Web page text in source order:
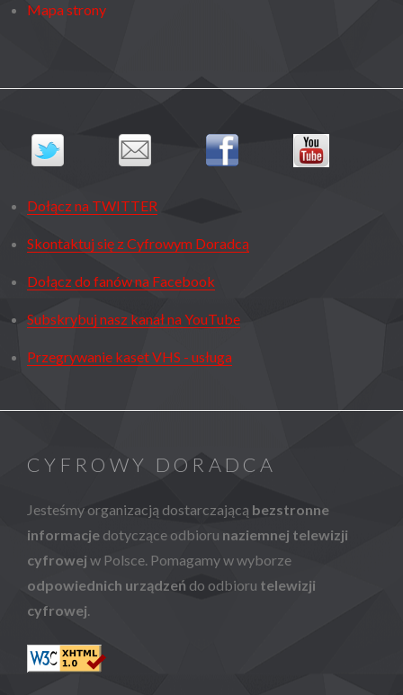
Mapa strony
Dołącz na TWITTER
Skontaktuj się z Cyfrowym Doradcą
Dołącz do fanów na Facebook
Subskrybuj nasz kanał na YouTube
Przegrywanie kaset VHS - usługa
CYFROWY DORADCA
Jesteśmy organizacją dostarczającą bezstronne
informacje dotyczące odbioru naziemnej telewizji
cyfrowej w Polsce. Pomagamy w wyborze
odpowiednich urządzeń do odbioru telewizji
cyfrowej.